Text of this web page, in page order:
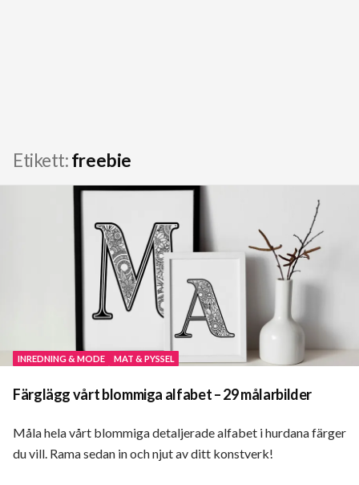
Etikett:freebie
INREDNING & MODE MAT & PYSSEL
Färglägg vårt blommiga alfabet – 29 målarbilder
Måla hela vårt blommiga detaljerade alfabet i hurdana färger
du vill. Rama sedan in och njut av ditt konstverk!